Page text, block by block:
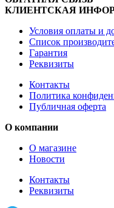
КЛИЕНТСКАЯ
Условия оплаты и
Список
Гарантия
Реквизиты
Контакты
Политика
Публичная оферта
О компании
О магазине
Новости
Контакты
Реквизиты